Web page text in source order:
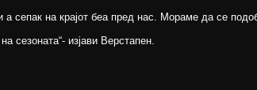
а сепак на крајот беа пред нас. Мораме да се
сезоната“- изјави Верстапен.